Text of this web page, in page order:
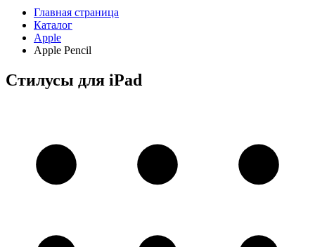
Главная страница
Каталог
Apple
Apple Pencil
Стилусы для iPad